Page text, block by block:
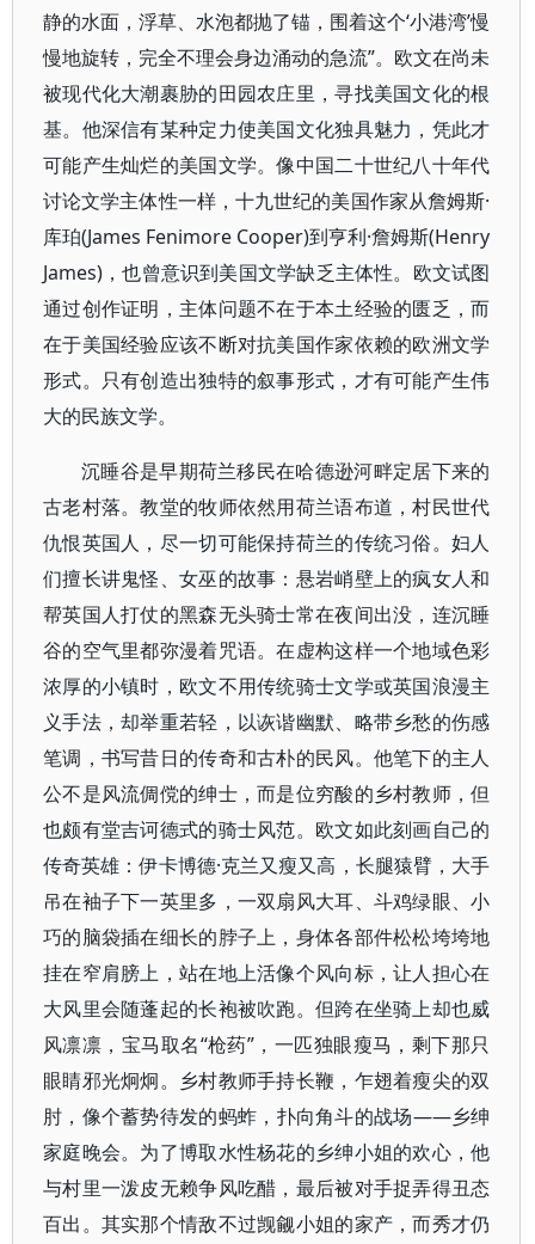
静的水面，浮草、水泡都抛了锚，围着这个‘小港湾’慢
慢地旋转，完全不理会身边涌动的急流”。欧文在尚未
被现代化大潮裹胁的田园农庄里，寻找美国文化的根
基。他深信有某种定力使美国文化独具魅力，凭此才
可能产生灿烂的美国文学。像中国二十世纪八十年代
讨论文学主体性一样，十九世纪的美国作家从詹姆斯·
库珀(James Fenimore Cooper)到亨利·詹姆斯(Henry
James)，也曾意识到美国文学缺乏主体性。欧文试图
通过创作证明，主体问题不在于本土经验的匮乏，而
在于美国经验应该不断对抗美国作家依赖的欧洲文学
形式。只有创造出独特的叙事形式，才有可能产生伟
大的民族文学。
沉睡谷是早期荷兰移民在哈德逊河畔定居下来的
古老村落。教堂的牧师依然用荷兰语布道，村民世代
仇恨英国人，尽一切可能保持荷兰的传统习俗。妇人
们擅长讲鬼怪、女巫的故事：悬岩峭壁上的疯女人和
帮英国人打仗的黑森无头骑士常在夜间出没，连沉睡
谷的空气里都弥漫着咒语。在虚构这样一个地域色彩
浓厚的小镇时，欧文不用传统骑士文学或英国浪漫主
义手法，却举重若轻，以诙谐幽默、略带乡愁的伤感
笔调，书写昔日的传奇和古朴的民风。他笔下的主人
公不是风流倜傥的绅士，而是位穷酸的乡村教师，但
也颇有堂吉诃德式的骑士风范。欧文如此刻画自己的
传奇英雄：伊卡博德·克兰又瘦又高，长腿猿臂，大手
吊在袖子下一英里多，一双扇风大耳、斗鸡绿眼、小
巧的脑袋插在细长的脖子上，身体各部件松松垮垮地
挂在窄肩膀上，站在地上活像个风向标，让人担心在
大风里会随蓬起的长袍被吹跑。但跨在坐骑上却也威
风凛凛，宝马取名“枪药”，一匹独眼瘦马，剩下那只
眼睛邪光炯炯。乡村教师手持长鞭，乍翅着瘦尖的双
肘，像个蓄势待发的蚂蚱，扑向角斗的战场——乡绅
家庭晚会。为了博取水性杨花的乡绅小姐的欢心，他
与村里一泼皮无赖争风吃醋，最后被对手捉弄得丑态
百出。其实那个情敌不过觊觎小姐的家产，而秀才仍